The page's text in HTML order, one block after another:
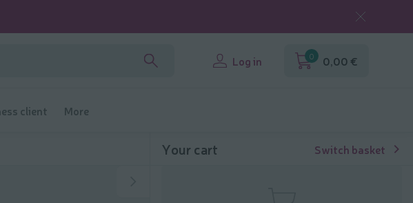
Log in 0 0,00 €
client More
Your cart Switch basket